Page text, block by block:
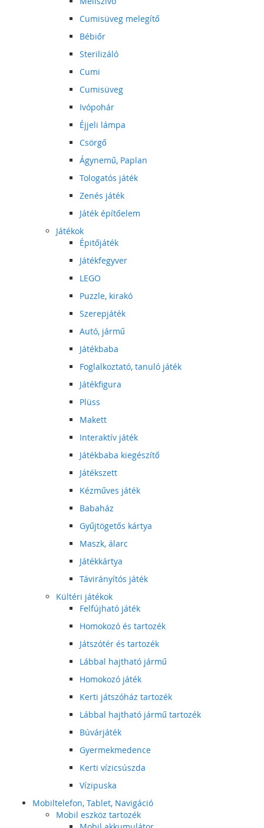
Cumisüveg melegítő
Bébiőr
Sterilizáló
Cumi
Cumisüveg
Ivópohár
Éjjeli lámpa
Csörgő
Ágynemű, Paplan
Tologatós játék
Zenés játék
Játék építőelem
Játékok
Épitőjáték
Játékfegyver
LEGO
Puzzle, kirakó
Szerepjáték
Autó, jármű
Játékbaba
Foglalkoztató, tanuló játék
Játékfigura
Plüss
Makett
Interaktív játék
Játékbaba kiegészítő
Játékszett
Kézműves játék
Babaház
Gyűjtögetős kártya
Maszk, álarc
Játékkártya
Távirányítós játék
Kültéri játékok
Felfújható játék
Homokozó és tartozék
Játszótér és tartozék
Lábbal hajtható jármű
Homokozó játék
Kerti játszóház tartozék
Lábbal hajtható jármű tartozék
Búvárjáték
Gyermekmedence
Kerti vízicsúszda
Vízipuska
Mobiltelefon, Tablet, Navigáció
Mobil eszköz tartozék